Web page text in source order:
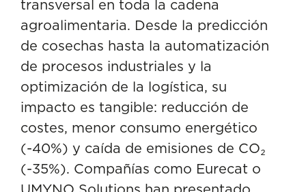
transversal en toda la cadena
agroalimentaria. Desde la predicción
de cosechas hasta la automatización
de procesos industriales y la
optimización de la logística, su
impacto es tangible: reducción de
costes, menor consumo energético
(-40%) y caída de emisiones de CO₂
(-35%). Compañías como Eurecat o